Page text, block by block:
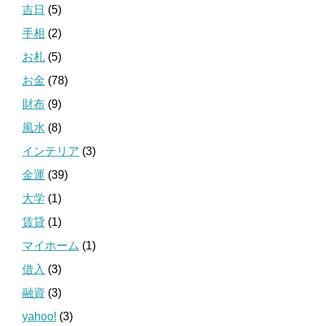
吉日 (5)
手相 (2)
お札 (5)
お金 (78)
財布 (9)
風水 (8)
インテリア (3)
金運 (39)
大学 (1)
賃貸 (1)
マイホーム (1)
借入 (3)
融資 (3)
yahoo! (3)